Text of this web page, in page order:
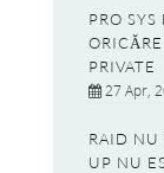
PRO
PRIVATE
27 Apr,
RAID NU
UP NU